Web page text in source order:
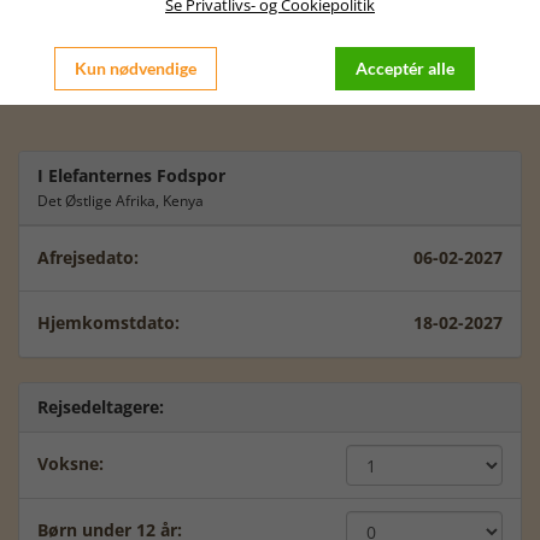
passer dig bedst at rejse.
København, men lad os sammen tale videre om dette.
Vi glæder os til at tale videre med dig.
I Elefanternes Fodspor
Det Østlige Afrika, Kenya
Afrejsedato: 06-02-2027
Hjemkomstdato: 18-02-2027
Rejsedeltagere:
Voksne:
Børn under 12 år:
Se Privatlivs- og Cookiepolitik
Kun nødvendige Acceptér alle